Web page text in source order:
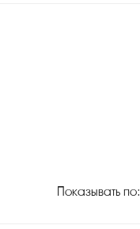
Показывать по: